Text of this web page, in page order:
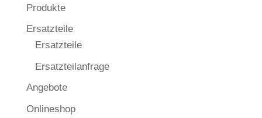
Produkte
Ersatzteile
Ersatzteile
Ersatzteilanfrage
Angebote
Onlineshop